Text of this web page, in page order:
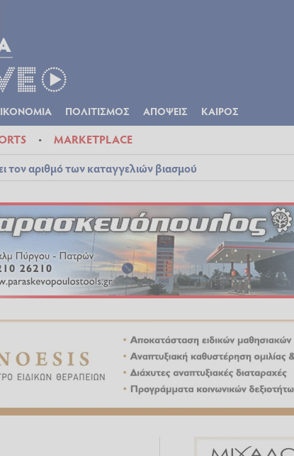
ΠΟΛΙΤΙΣΜΟΣ ΑΠΟΨΕΙΣ ΚΑΙΡΟΣ
MARKETPLACE
αριθμό των καταγγελιών βιασμού